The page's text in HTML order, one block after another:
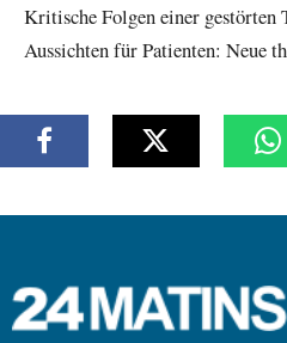
Kritische Folgen einer gestörten
Aussichten für Patienten: Neue